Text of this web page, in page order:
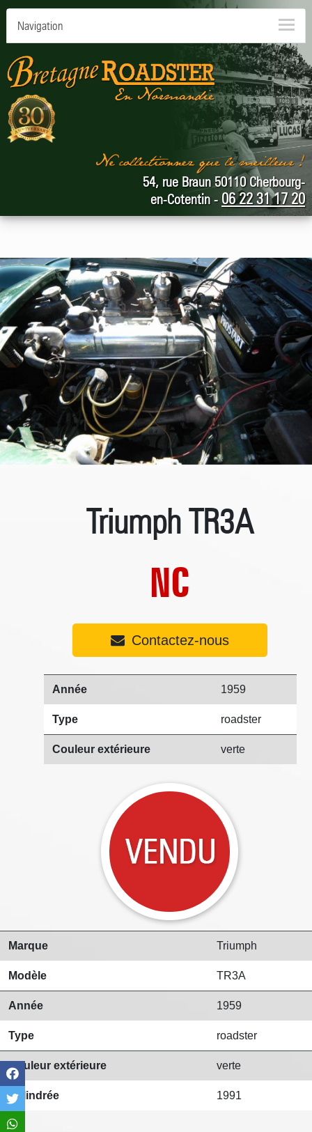
Navigation
54, rue Braun 50110 Cherbourg-
en-Cotentin - 06 22 31 17 20
Triumph TR3A
NC
Contactez-nous
Année 1959
Type roadster
Couleur extérieure verte
Marque Triumph
Modèle TR3A
Année 1959
Type roadster
Couleur extérieure verte
Cylindrée 1991